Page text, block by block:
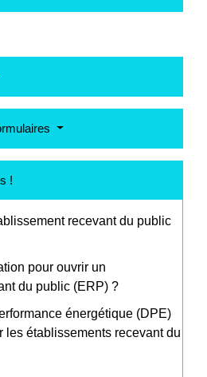
!
recevant du public
pour ouvrir un
du public (ERP) ?
énergétique (DPE)
les établissements recevant du